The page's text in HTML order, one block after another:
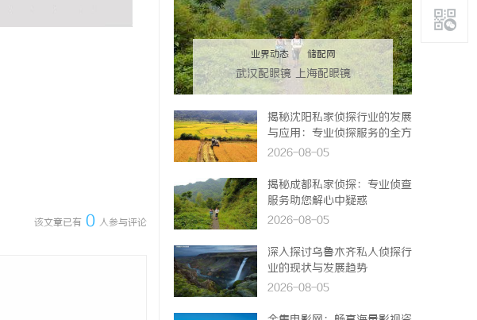
该文章已有 0 人参与评论
业界动态 | 储配网
武汉配眼镜 上海配眼镜
揭秘沈阳私家侦探行业的发展
与应用：专业侦探服务的全方
位解析
2026-08-05
揭秘成都私家侦探：专业侦查
服务助您解心中疑惑
2026-08-05
深入探讨乌鲁木齐私人侦探行
业的现状与发展趋势
2026-08-05